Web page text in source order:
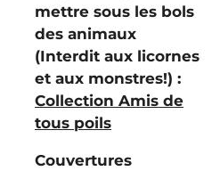
mettre sous les bols
des animaux
(Interdit aux licornes
et aux monstres!) :
Collection Amis de
tous poils
Couvertures